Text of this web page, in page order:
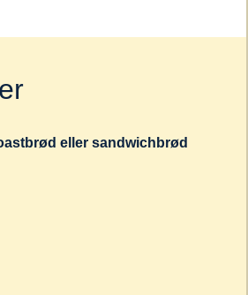
eller sandwichbrød